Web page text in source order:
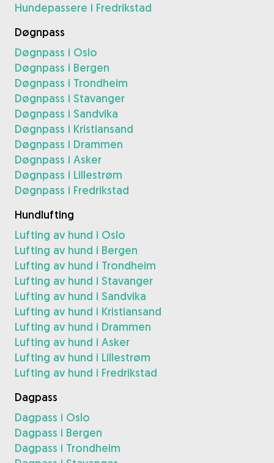
Hundepassere i Fredrikstad
Døgnpass
Døgnpass i Oslo
Døgnpass i Bergen
Døgnpass i Trondheim
Døgnpass i Stavanger
Døgnpass i Sandvika
Døgnpass i Kristiansand
Døgnpass i Drammen
Døgnpass i Asker
Døgnpass i Lillestrøm
Døgnpass i Fredrikstad
Hundlufting
Lufting av hund i Oslo
Lufting av hund i Bergen
Lufting av hund i Trondheim
Lufting av hund i Stavanger
Lufting av hund i Sandvika
Lufting av hund i Kristiansand
Lufting av hund i Drammen
Lufting av hund i Asker
Lufting av hund i Lillestrøm
Lufting av hund i Fredrikstad
Dagpass
Dagpass i Oslo
Dagpass i Bergen
Dagpass i Trondheim